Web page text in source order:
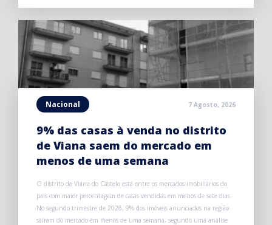
Nacional 7 Agosto, 2026
9% das casas à venda no distrito
de Viana saem do mercado em
menos de uma semana
O distrito de Viana do Castelo está entre os mercados imobiliários do
país com maior percentagem de casas vendidas em menos de sete dias.
No segundo trimestre de 2026, 9% dos imóveis anunciados na região
saíram do mercado em menos de uma semana, segundo uma análise